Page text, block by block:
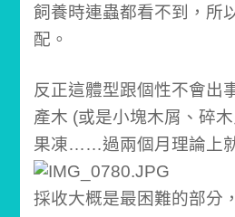
飼養時連蟲都看不到，所
配。
反正這體型跟個性不會出
產木 (或是小塊木屑、碎
果凍……過兩個月理論上
採收大概是最困難的部分，